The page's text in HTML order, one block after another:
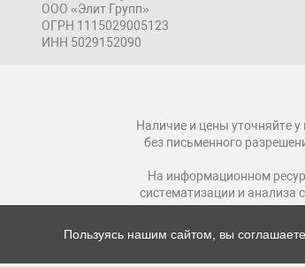
ООО «Элит Групп»
ОГРН 1115029005123
ИНН 5029152090
Наличие и цены уточняйте
без письменного
На информационном
систематизации и анализа
Пользуясь нашим сайтом, вы